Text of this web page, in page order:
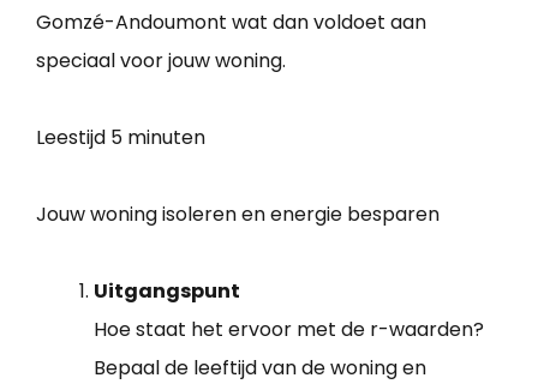
Gomzé-Andoumont wat dan voldoet aan
speciaal voor jouw woning.
Leestijd 5 minuten
Jouw woning isoleren en energie besparen
Uitgangspunt
Hoe staat het ervoor met de r-waarden?
Bepaal de leeftijd van de woning en